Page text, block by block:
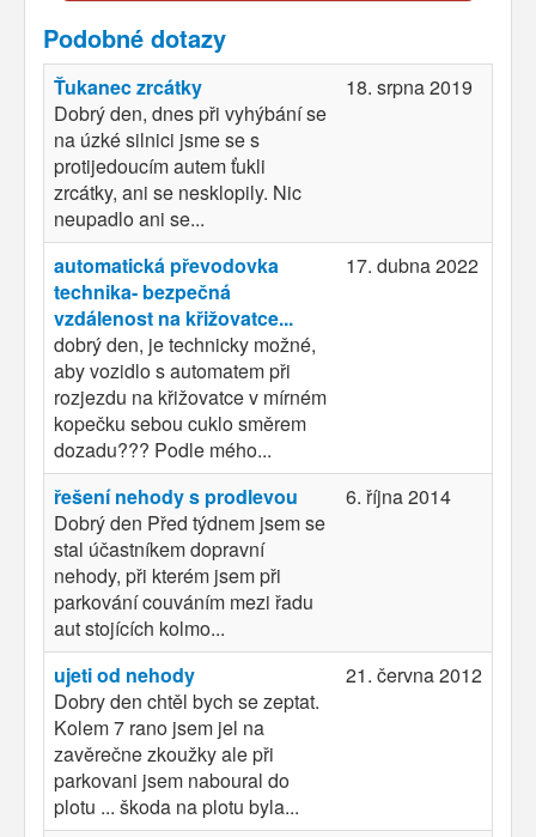
Podobné dotazy
Ťukanec zrcátky
Dobrý den, dnes při vyhýbání se
na úzké silnici jsme se s
protijedoucím autem ťukli
zrcátky, ani se nesklopily. Nic
neupadlo ani se...
18. srpna 2019
automatická převodovka
technika- bezpečná
vzdálenost na křižovatce...
dobrý den, je technicky možné,
aby vozidlo s automatem při
rozjezdu na křižovatce v mírném
kopečku sebou cuklo směrem
dozadu??? Podle mého...
17. dubna 2022
řešení nehody s prodlevou
Dobrý den Před týdnem jsem se
stal účastníkem dopravní
nehody, při kterém jsem při
parkování couváním mezi řadu
aut stojících kolmo...
6. října 2014
ujeti od nehody
Dobry den chtěl bych se zeptat.
Kolem 7 rano jsem jel na
zavěrečne zkoužky ale při
parkovani jsem naboural do
plotu ... škoda na plotu byla...
21. června 2012